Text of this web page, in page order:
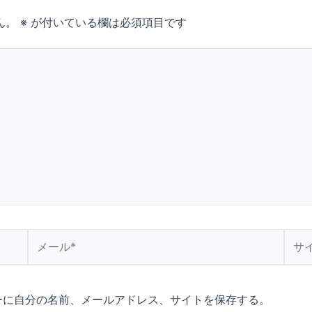
※ が付いている欄は必須項目です
自分の名前、メールアドレス、サイトを保存する。